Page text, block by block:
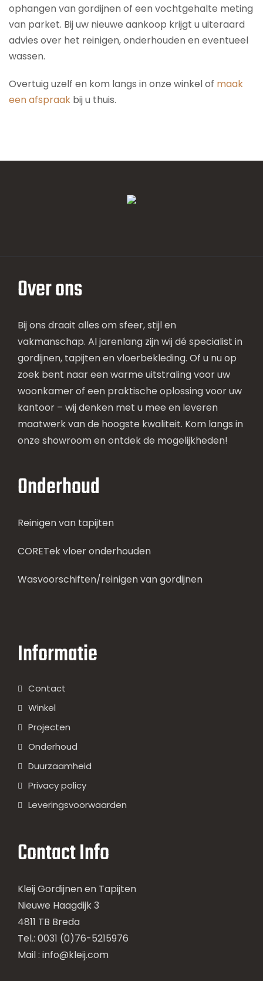
ophangen van gordijnen of een vochtgehalte meting
van parket. Bij uw nieuwe aankoop krijgt u uiteraard
advies over het reinigen, onderhouden en eventueel
wassen.
Overtuig uzelf en kom langs in onze winkel of maak
een afspraak bij u thuis.
Over ons
Bij ons draait alles om sfeer, stijl en
vakmanschap. Al jarenlang zijn wij dé specialist in
gordijnen, tapijten en vloerbekleding. Of u nu op
zoek bent naar een warme uitstraling voor uw
woonkamer of een praktische oplossing voor uw
kantoor – wij denken met u mee en leveren
maatwerk van de hoogste kwaliteit. Kom langs in
onze showroom en ontdek de mogelijkheden!
Onderhoud
Reinigen van tapijten
CORETek vloer onderhouden
Wasvoorschiften/reinigen van gordijnen
Informatie
Contact
Winkel
Projecten
Onderhoud
Duurzaamheid
Privacy policy
Leveringsvoorwaarden
Contact Info
Kleij Gordijnen en Tapijten
Nieuwe Haagdijk 3
4811 TB Breda
Tel.: 0031 (0)76-5215976
Mail : info@kleij.com